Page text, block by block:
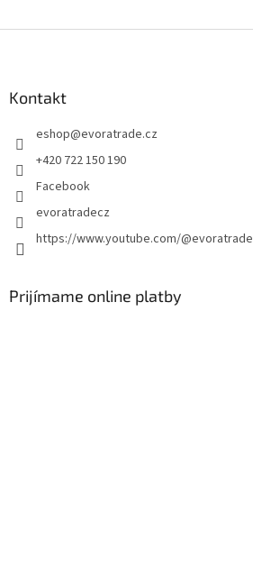
Kontakt
eshop@evoratrade.cz
+420 722 150 190
Facebook
evoratradecz
https://www.youtube.com/@evoratrade
Prijímame online platby